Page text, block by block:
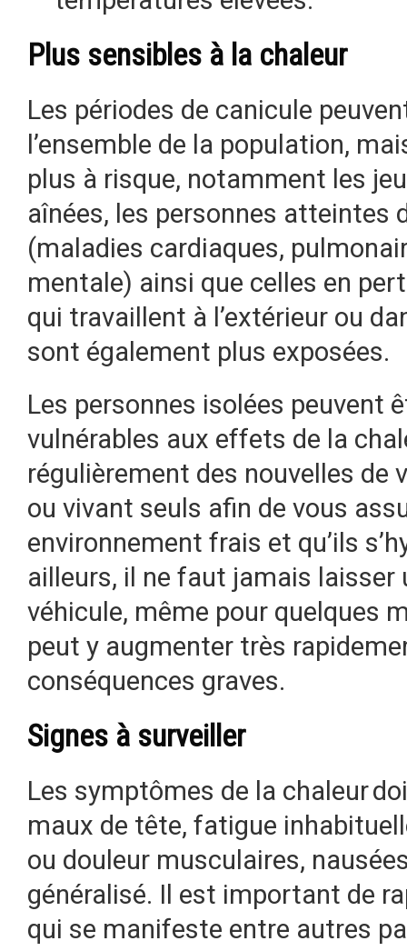
Plus sensibles à la chaleur
Les périodes de canicule
l’ensemble de la population,
plus à risque, notamment les
aînées, les personnes atteintes
(maladies cardiaques,
mentale) ainsi que celles en
qui travaillent à l’extérieur ou
sont également plus exposées.
Les personnes isolées peuvent
vulnérables aux effets de la
régulièrement des nouvelles de
ou vivant seuls afin de vous
environnement frais et qu’ils
ailleurs, il ne faut jamais laisser
véhicule, même pour quelques
peut y augmenter très
conséquences graves.
Signes à surveiller
Les symptômes de la chaleur
maux de tête, fatigue
ou douleur musculaires,
généralisé. Il est important de
qui se manifeste entre autres